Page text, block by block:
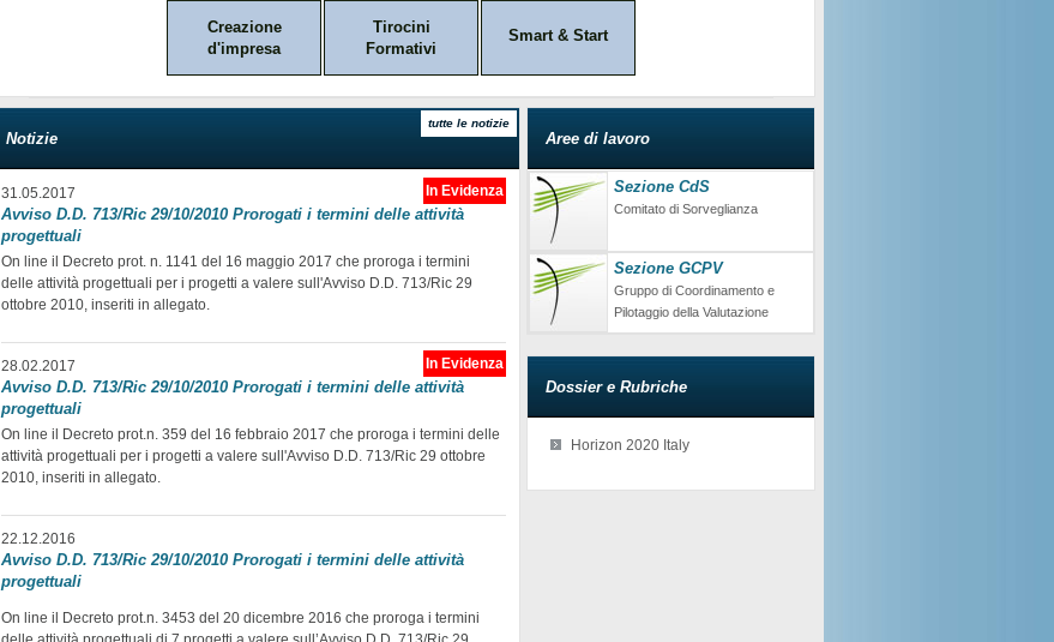
Creazione
d'impresa
Tirocini
Formativi
Smart & Start
tutte le notizie
Notizie
In Evidenza
31.05.2017
Avviso D.D. 713/Ric 29/10/2010 Prorogati i termini delle attività
progettuali
On line il Decreto prot. n. 1141 del 16 maggio 2017 che proroga i termini
delle attività progettuali per i progetti a valere sull'Avviso D.D. 713/Ric 29
ottobre 2010, inseriti in allegato.
In Evidenza
28.02.2017
Avviso D.D. 713/Ric 29/10/2010 Prorogati i termini delle attività
progettuali
On line il Decreto prot.n. 359 del 16 febbraio 2017 che proroga i termini delle
attività progettuali per i progetti a valere sull'Avviso D.D. 713/Ric 29 ottobre
2010, inseriti in allegato.
22.12.2016
Avviso D.D. 713/Ric 29/10/2010 Prorogati i termini delle attività
progettuali
On line il Decreto prot.n. 3453 del 20 dicembre 2016 che proroga i termini
Aree di lavoro
Sezione CdS
Comitato di Sorveglianza
Sezione GCPV
Gruppo di Coordinamento e
Pilotaggio della Valutazione
Dossier e Rubriche
Horizon 2020 Italy